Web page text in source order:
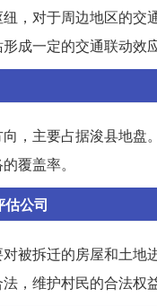
，对于周边地区的
成一定的交通联动效应
，主要占据浚县地
覆盖率。
公司
被拆迁的房屋和土
，维护村民的合法权益